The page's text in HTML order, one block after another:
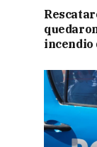
incendio